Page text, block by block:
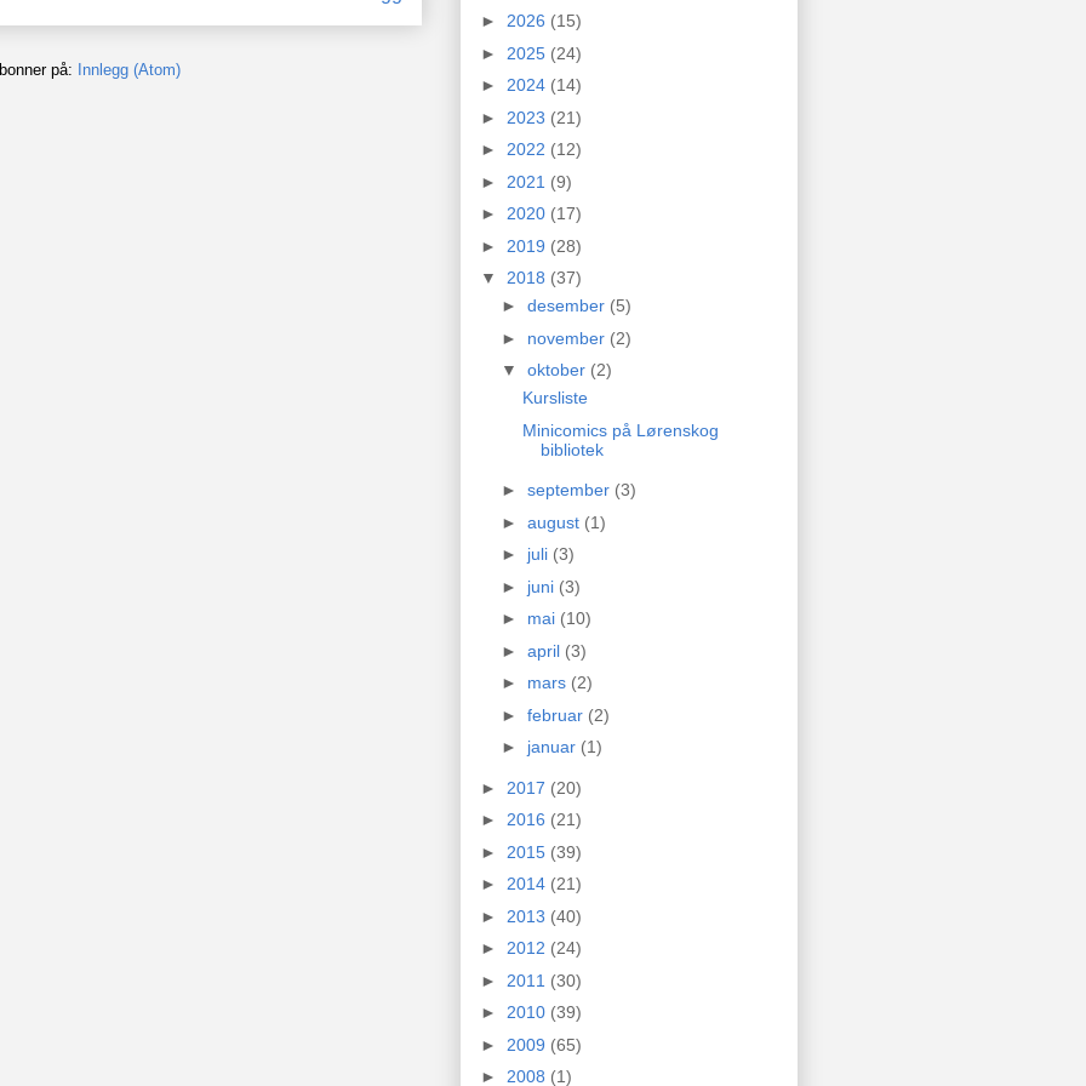
på: Innlegg (Atom)
► 2026 (15)
► 2025 (24)
► 2024 (14)
► 2023 (21)
► 2022 (12)
► 2021 (9)
► 2020 (17)
► 2019 (28)
▼ 2018 (37)
► desember (5)
► november (2)
▼ oktober (2)
Kursliste
Minicomics på Lørenskog
bibliotek
► september (3)
► august (1)
► juli (3)
► juni (3)
► mai (10)
► april (3)
► mars (2)
► februar (2)
► januar (1)
► 2017 (20)
► 2016 (21)
► 2015 (39)
► 2014 (21)
► 2013 (40)
► 2012 (24)
► 2011 (30)
► 2010 (39)
► 2009 (65)
► 2008 (1)